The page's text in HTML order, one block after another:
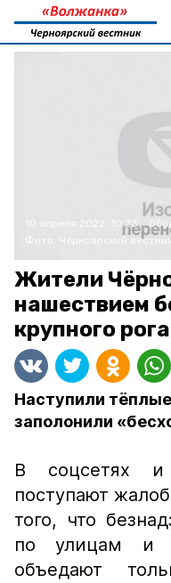
10 апреля 2022, 10:23
Черноярский
Жители
нашествием
крупного
Наступили
заполонили
В соцсетях
поступают
того, что
по улицам и
объедают